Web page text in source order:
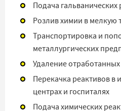
Подача гальванических
Розлив химии в мелкую
Транспортировка и
металлургических
Удаление отработанных
Перекачка реактивов в
центрах и госпиталях
Подача химических